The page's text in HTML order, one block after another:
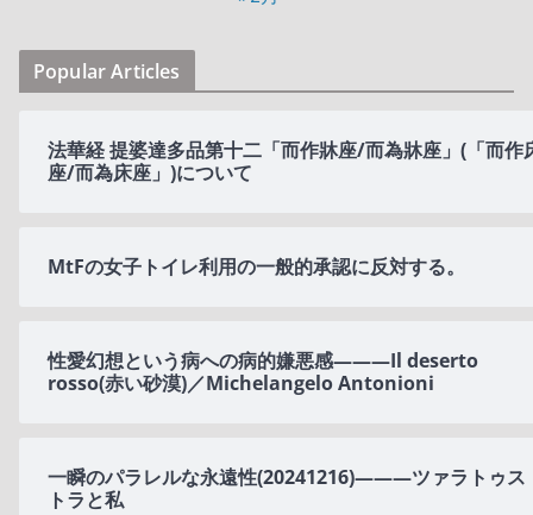
Popular Articles
法華経 提婆達多品第十二「而作牀座/而為牀座」(「而作
座/而為床座」)について
MtFの女子トイレ利用の一般的承認に反対する。
性愛幻想という病への病的嫌悪感———Il deserto
rosso(赤い砂漠)／Michelangelo Antonioni
一瞬のパラレルな永遠性(20241216)———ツァラトゥス
トラと私